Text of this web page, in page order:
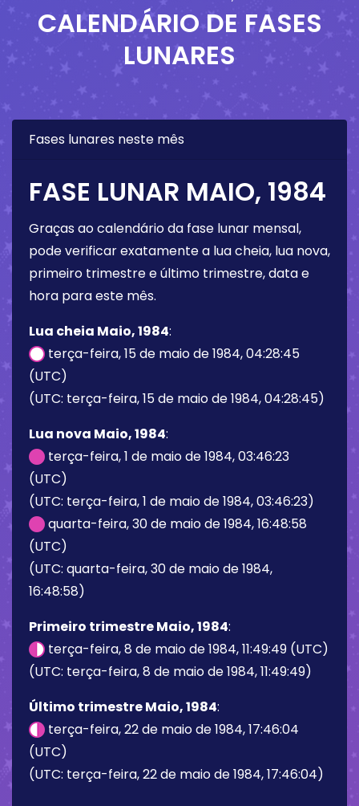
CALENDÁRIO DE FASES
LUNARES
Fases lunares neste mês
FASE LUNAR MAIO, 1984
Graças ao calendário da fase lunar mensal,
pode verificar exatamente a lua cheia, lua nova,
primeiro trimestre e último trimestre, data e
hora para este mês.
Lua cheia Maio, 1984:
terça-feira, 15 de maio de 1984, 04:28:45
(UTC)
(UTC: terça-feira, 15 de maio de 1984, 04:28:45)
Lua nova Maio, 1984:
terça-feira, 1 de maio de 1984, 03:46:23
(UTC)
(UTC: terça-feira, 1 de maio de 1984, 03:46:23)
quarta-feira, 30 de maio de 1984, 16:48:58
(UTC)
(UTC: quarta-feira, 30 de maio de 1984,
16:48:58)
Primeiro trimestre Maio, 1984:
terça-feira, 8 de maio de 1984, 11:49:49 (UTC)
(UTC: terça-feira, 8 de maio de 1984, 11:49:49)
Último trimestre Maio, 1984:
terça-feira, 22 de maio de 1984, 17:46:04
(UTC)
(UTC: terça-feira, 22 de maio de 1984, 17:46:04)